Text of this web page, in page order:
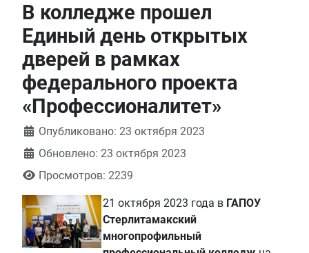
В колледже прошел
Единый день открытых
дверей в рамках
федерального проекта
«Профессионалитет»
Информация о материале
Опубликовано: 23 октября 2023
Обновлено: 23 октября 2023
Просмотров: 2239
21 октября 2023 года в ГАПОУ
Стерлитамакский
многопрофильный